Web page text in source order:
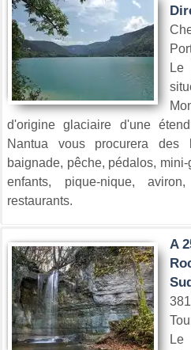
Le
d'origine glaciaire d'une
Nantua vous procurera
baignade, pêche, pédalos,
enfants, pique-nique,
restaurants.
A